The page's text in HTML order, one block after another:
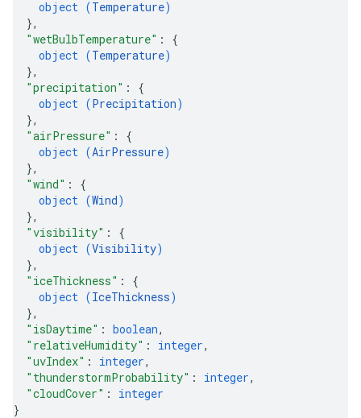
object (Temperature)
},
"wetBulbTemperature" : {
object (Temperature)
},
"precipitation" : {
object (Precipitation)
},
"airPressure" : {
object (AirPressure)
},
"wind" : {
object (Wind)
},
"visibility" : {
object (Visibility)
},
"iceThickness" : {
object (IceThickness)
},
"isDaytime" : boolean,
"relativeHumidity" : integer,
"uvIndex" : integer,
"thunderstormProbability" : integer,
"cloudCover" : integer
}